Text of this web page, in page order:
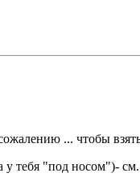
... чтобы
у тебя "под носом")-